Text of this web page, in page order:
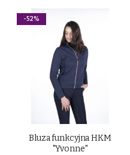
-52%
Bluza funkcyjna HKM
"Yvonne"